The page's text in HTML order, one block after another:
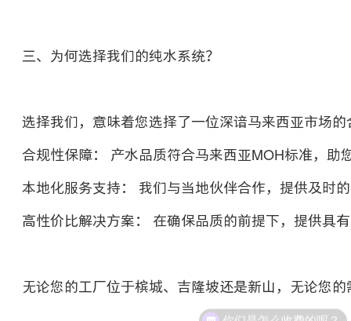
三、为何选择我们的纯水系统？
选择我们，意味着您选择了一位深谙马来西亚市场
合规性保障： 产水品质符合马来西亚MOH标准，助
本地化服务支持： 我们与当地伙伴合作，提供及时
高性价比解决方案： 在确保品质的前提下，提供具
无论您的工厂位于槟城、吉隆坡还是新山，无论您
你们是怎么收费的呢？